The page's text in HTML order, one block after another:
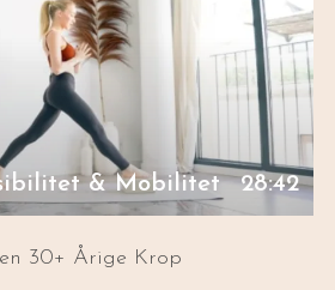
& Mobilitet 28:42
30+ Årige Krop